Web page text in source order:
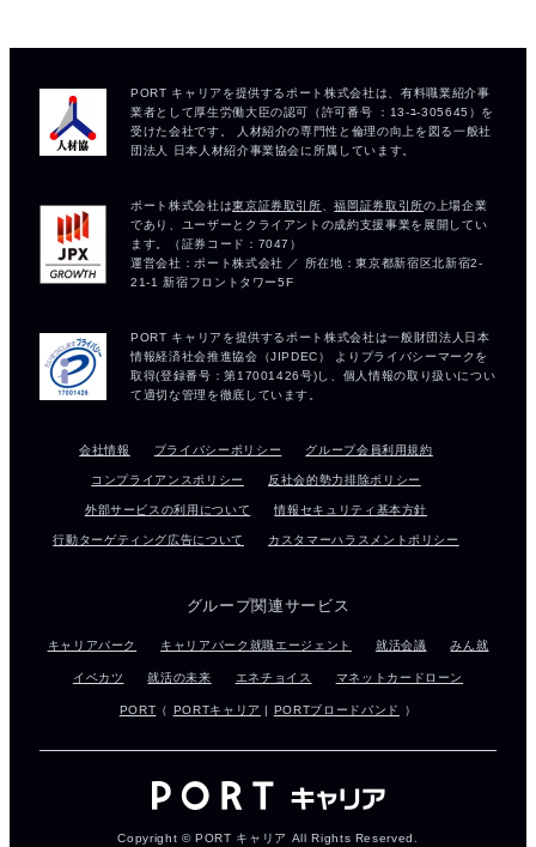
会社情報 プライバシーポリシー グループ会員利用規約
コンプライアンスポリシー 反社会的勢力排除ポリシー
外部サービスの利用について 情報セキュリティ基本方針
行動ターゲティング広告について カスタマーハラスメントポリシー